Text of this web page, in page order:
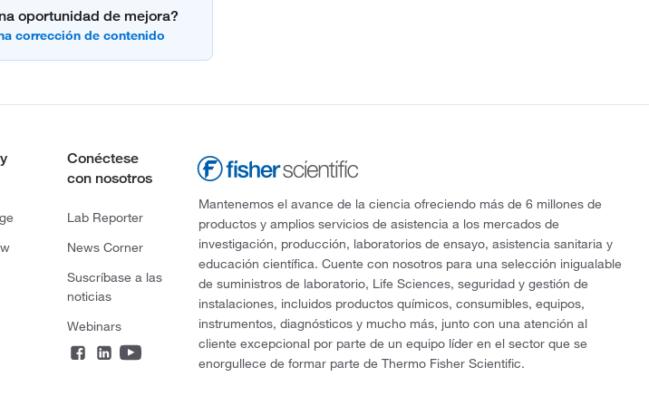
oportunidad de mejora?
Conéctese
con nosotros
Lab Reporter
News Corner
Suscríbase a las
noticias
Webinars
Mantenemos el avance de la ciencia ofreciendo más de 6 millones de
productos y amplios servicios de asistencia a los mercados de
investigación, producción, laboratorios de ensayo, asistencia sanitaria y
educación científica. Cuente con nosotros para una selección inigualable
de suministros de laboratorio, Life Sciences, seguridad y gestión de
instalaciones, incluidos productos químicos, consumibles, equipos,
instrumentos, diagnósticos y mucho más, junto con una atención al
cliente excepcional por parte de un equipo líder en el sector que se
enorgullece de formar parte de Thermo Fisher Scientific.